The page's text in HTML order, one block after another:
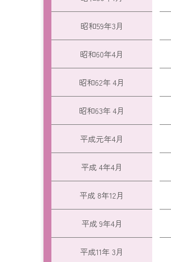
昭和59年3月
昭和60年4月
昭和62年 4月
昭和63年 4月
平成元年4月
平成 4年4月
平成 8年12月
平成 9年4月
平成11年 3月